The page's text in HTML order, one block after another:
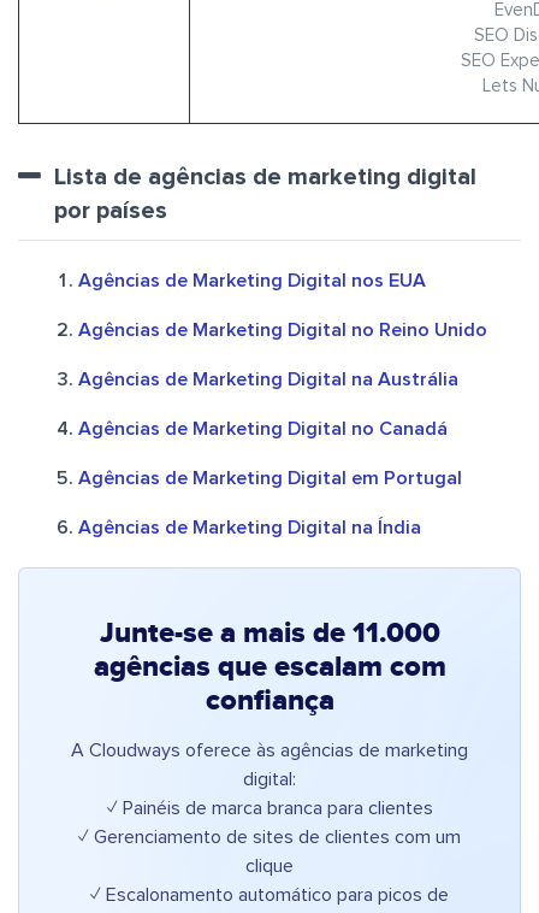
SEO
SEO
Lets
Lista de agências de marketing digital
por países
Agências de Marketing Digital nos EUA
Agências de Marketing Digital no Reino Unido
Agências de Marketing Digital na Austrália
Agências de Marketing Digital no Canadá
Agências de Marketing Digital em Portugal
Agências de Marketing Digital na Índia
Junte-se a mais de 11.000
agências que escalam com
confiança
A Cloudways oferece às agências de marketing
digital:
✓ Painéis de marca branca para clientes
✓ Gerenciamento de sites de clientes com um
clique
✓ Escalonamento automático para picos de